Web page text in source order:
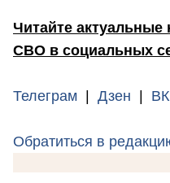
Читайте
СВО в социальных
Телеграм | Дзен | ВК
Обратиться в